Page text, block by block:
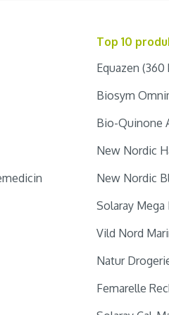
Top 10
Equazen (360
Biosym
Bio-Quinone
New Nordic
New Nordic
Solaray
Vild Nord
Natur
Femarelle